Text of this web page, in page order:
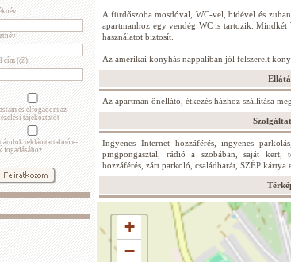
cím (@):
és elfogadom az
tájékoztatót
reklámtartalmú e-
fogadásához.
A fürdőszoba mosdóval, WC-vel, bidével és
apartmanhoz egy vendég WC is tartozik.
használatot biztosít.
Az amerikai konyhás nappaliban jól felszerelt
Az apartman önellátó, étkezés házhoz szállítása
Ingyenes Internet hozzáférés, ingyenes
pingpongasztal, rádió a szobában, saját
hozzáférés, zárt parkoló, családbarát, SZÉP kártya
+
−